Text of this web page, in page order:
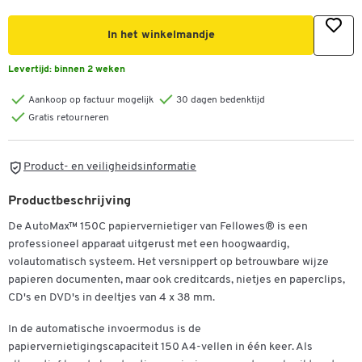
In het winkelmandje
Levertijd: binnen 2 weken
Aankoop op factuur mogelijk
30 dagen bedenktijd
Gratis retourneren
Product- en veiligheidsinformatie
Productbeschrijving
De AutoMax™ 150C papiervernietiger van Fellowes® is een
professioneel apparaat uitgerust met een hoogwaardig,
volautomatisch systeem. Het versnippert op betrouwbare wijze
papieren documenten, maar ook creditcards, nietjes en paperclips,
CD's en DVD's in deeltjes van 4 x 38 mm.
In de automatische invoermodus is de
papiervernietigingscapaciteit 150 A4-vellen in één keer. Als